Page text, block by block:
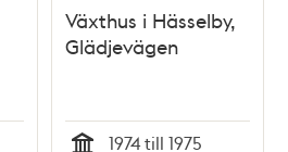
Växthus i Hässelby,
Glädjevägen
1974 till 1975